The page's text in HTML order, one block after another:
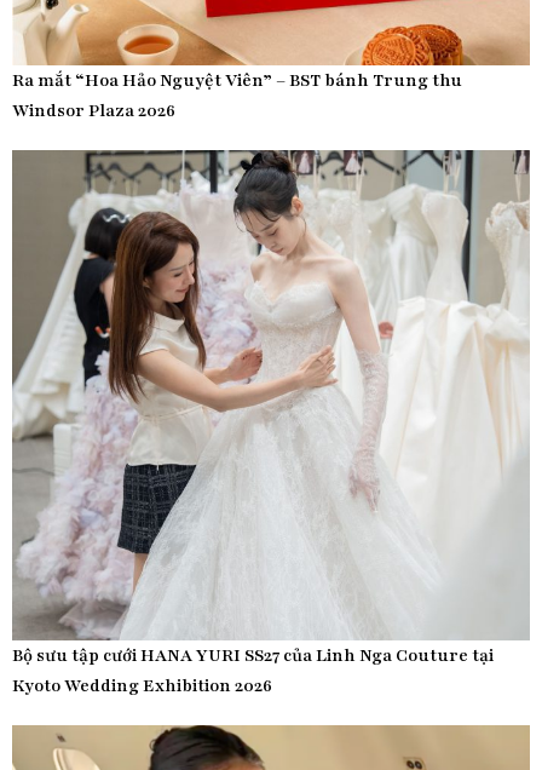
Ra mắt “Hoa Hảo Nguyệt Viên” – BST bánh Trung thu
Windsor Plaza 2026
Bộ sưu tập cưới HANA YURI SS27 của Linh Nga Couture tại
Kyoto Wedding Exhibition 2026